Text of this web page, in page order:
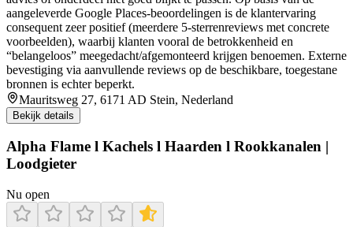
aangeleverde Google Places-beoordelingen is de klantervaring
consequent zeer positief (meerdere 5-sterrenreviews met concrete
voorbeelden), waarbij klanten vooral de betrokkenheid en
“belangeloos” meegedacht/afgemonteerd krijgen benoemen. Externe
bevestiging via aanvullende reviews op de beschikbare, toegestane
bronnen is echter beperkt.
Mauritsweg 27, 6171 AD Stein, Nederland
Bekijk details
Alpha Flame l Kachels l Haarden l Rookkanalen |
Loodgieter
Nu open